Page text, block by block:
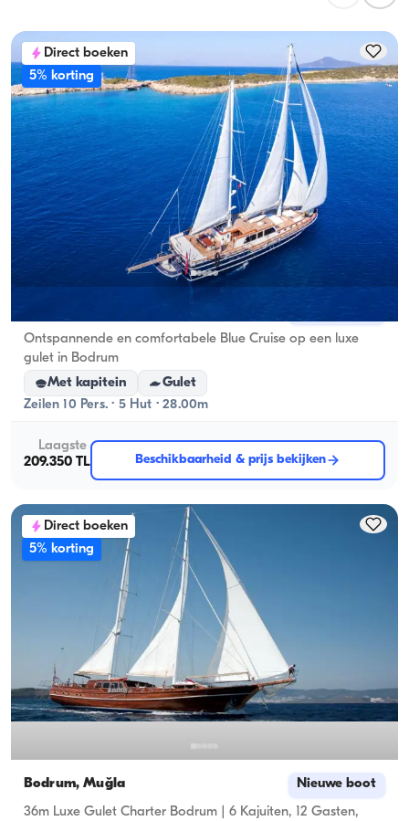
vaartcapaciteit.
Direct boeken
5% korting
Nieuwe boot
Ontspannende en comfortabele Blue Cruise op een luxe
gulet in Bodrum
Met kapitein
Gulet
Zeilen 10 Pers. · 5 Hut · 28.00m
Laagste
209.350 TL
Beschikbaarheid & prijs bekijken
Direct boeken
5% korting
Bodrum, Muğla Nieuwe boot
36m Luxe Gulet Charter Bodrum | 6 Kajuiten, 12 Gasten,